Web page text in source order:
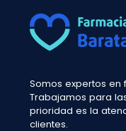
Somos expertos
Trabajamos para
prioridad es la
clientes.